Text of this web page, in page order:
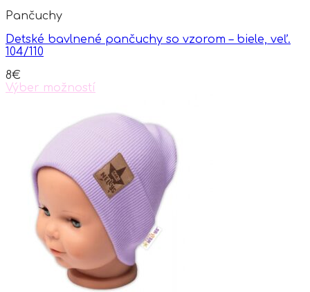
Pančuchy
Detské bavlnené pančuchy so vzorom – biele, veľ.
104/110
8€
Výber možností
variants.
options
chosen
product